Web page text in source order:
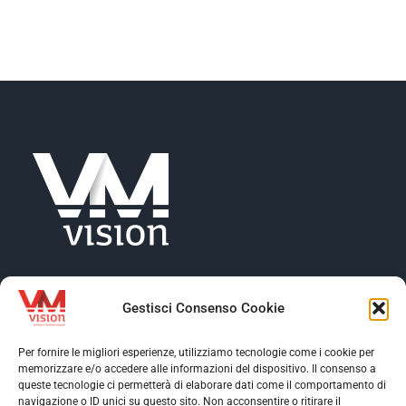
Gestisci Consenso Cookie
Per fornire le migliori esperienze, utilizziamo tecnologie come i cookie per
memorizzare e/o accedere alle informazioni del dispositivo. Il consenso a
queste tecnologie ci permetterà di elaborare dati come il comportamento di
navigazione o ID unici su questo sito. Non acconsentire o ritirare il
Toggle
Navigation